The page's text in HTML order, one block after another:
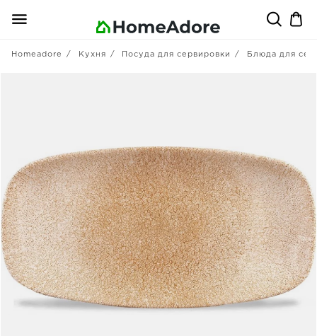
Homeadore Кухня Посуда для сервировки Блюда для